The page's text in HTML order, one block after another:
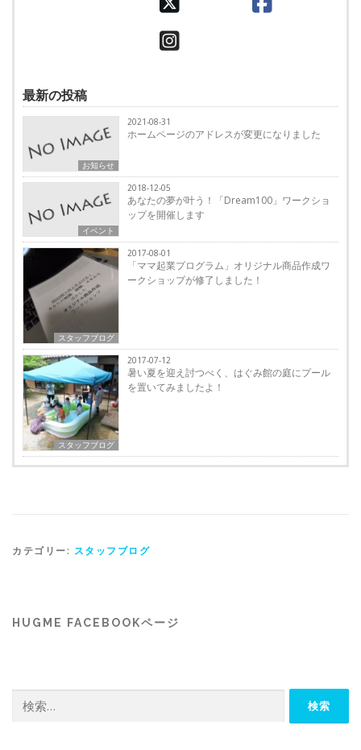
最新の投稿
お知らせ
2021-08-31
ホームページのアドレスが変更になりました
イベント
2018-12-05
あなたの夢が叶う！「Dream100」ワークショ
ップを開催します
スタッフブログ
2017-08-01
「ママ起業プログラム」オリジナル商品作成ワ
ークショップが修了しました！
スタッフブログ
2017-07-12
暑い夏を迎え討つべく、はぐみ館の庭にプール
を置いてみましたよ！
カテゴリー: スタッフブログ
HUGME FACEBOOKページ
索: